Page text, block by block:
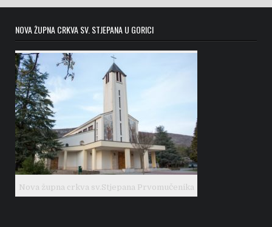
NOVA ŽUPNA CRKVA SV. STJEPANA U GORICI
Nova župna crkva sv.Stjepana Prvomučenika